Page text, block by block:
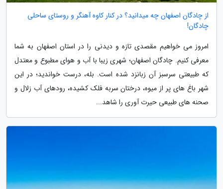
از چادگان اصفهان چه میدانید؟ در کنار کاوه آهنگر و روستای ساحلی
چادگان!
امروز می خواهیم مقصدی تازه و دیدنی را در استان اصفهان به شما
معرفی کنیم. چادگان اصفهان؛ شهری زیبا با آب و هوای مطبوع و معتدل
که طبیعتی سرسبز آن زبانزد شده است. بله، درست خواندید؛ در این
شهر باغ های پر از میوه، درختان سربه فلک کشیده، رودهای آب زلال و
صحنه های طبیعی حیرت آوری را شاهد...